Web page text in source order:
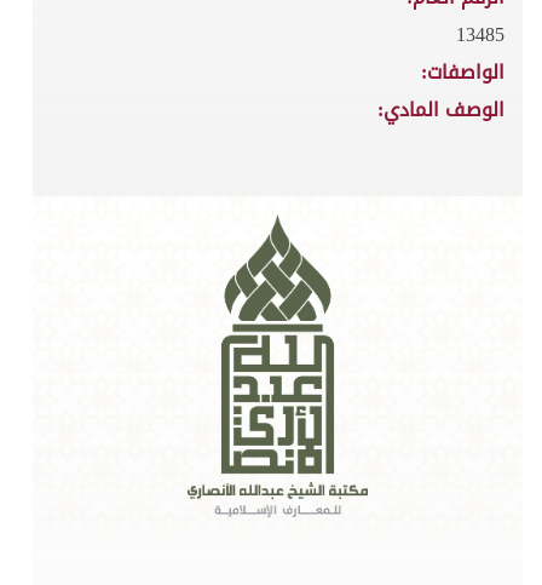
13485
الواصفات:
الوصف المادي: